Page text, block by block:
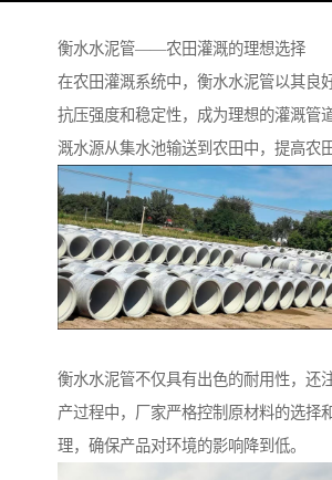
衡水水泥管——农田灌溉的理想选择
在农田灌溉系统中，衡水水泥管以其良
抗压强度和稳定性，成为理想的灌溉管
溉水源从集水池输送到农田中，提高农
衡水水泥管不仅具有出色的耐用性，还
产过程中，厂家严格控制原材料的选择
理，确保产品对环境的影响降到低。